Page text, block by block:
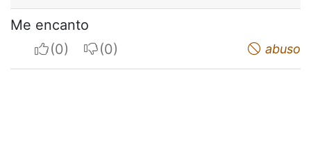
Me encanto
I apreciateI do not appreciate abuso